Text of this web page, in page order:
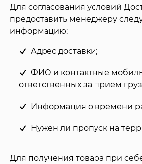
Для согласования условий
предоставить менеджеру
информацию:
Адрес доставки;
ФИО и контактные
ответственных за прием
Информация о времени
Нужен ли пропуск на
Для получения товара при